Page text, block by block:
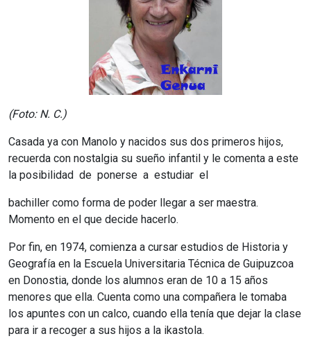
(Foto: N. C.)
Casada ya con Manolo y nacidos sus dos primeros hijos,
recuerda con nostalgia su sueño infantil y le comenta a este
la posibilidad de ponerse a estudiar el
bachiller como forma de poder llegar a ser maestra.
Momento en el que decide hacerlo.
Por fin, en 1974, comienza a cursar estudios de Historia y
Geografía en la Escuela Universitaria Técnica de Guipuzcoa
en Donostia, donde los alumnos eran de 10 a 15 años
menores que ella. Cuenta como una compañera le tomaba
los apuntes con un calco, cuando ella tenía que dejar la clase
para ir a recoger a sus hijos a la ikastola.